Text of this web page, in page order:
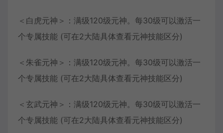
＜白虎元神＞：满级120级元神。每30级可以激活一
个专属技能 (可在2大陆具体查看元神技能区分)
＜朱雀元神＞：满级120级元神。每30级可以激活一
个专属技能 (可在2大陆具体查看元神技能区分)
＜玄武元神＞：满级120级元神。每30级可以激活一
个专属技能 (可在2大陆具体查看元神技能区分)